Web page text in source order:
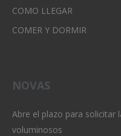
COMO LLEGAR
COMER Y DORMIR
NOVAS
Abre el plazo para solicitar
voluminosos